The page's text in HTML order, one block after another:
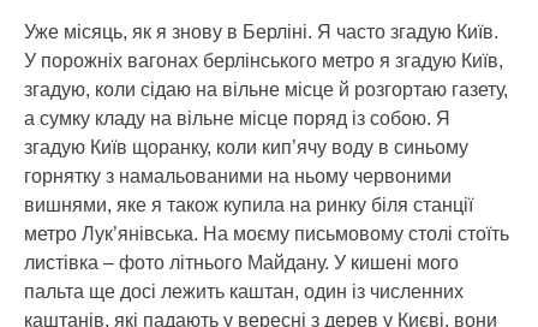
Уже місяць, як я знову в Берліні. Я часто згадую Київ.
У порожніх вагонах берлінського метро я згадую Київ,
згадую, коли сідаю на вільне місце й розгортаю газету,
а сумку кладу на вільне місце поряд із собою. Я
згадую Київ щоранку, коли кип’ячу воду в синьому
горнятку з намальованими на ньому червоними
вишнями, яке я також купила на ринку біля станції
метро Лук’янівська. На моєму письмовому столі стоїть
листівка – фото літнього Майдану. У кишені мого
пальта ще досі лежить каштан, один із численних
каштанів, які падають у вересні з дерев у Києві, вони